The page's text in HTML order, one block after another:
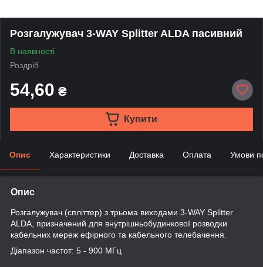
Розгалужувач 3-WAY Splitter ALDA пасивний
В наявності
Роздріб
54,60 ₴
Купити
Опис Характеристики Доставка Оплата Умови
Опис
Розгалужувач (спліттер) з трьома виходами 3-WAY Splitter
ALDA, призначений для внутрішньобудинкової розводки
кабельних мереж ефірного та кабельного телебачення.
Діапазон частот: 5 - 900 МГц